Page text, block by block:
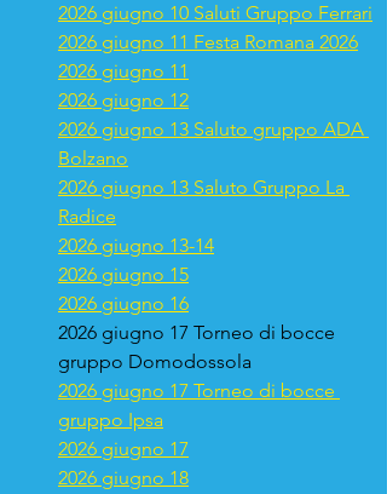
2026 giugno 10 Saluti Gruppo Ferrari
2026 giugno 11 Festa Romana 2026
2026 giugno 11
2026 giugno 12
2026 giugno 13 Saluto gruppo ADA
Bolzano
2026 giugno 13 Saluto Gruppo La
Radice
2026 giugno 13-14
2026 giugno 15
2026 giugno 16
2026 giugno 17 Torneo di bocce
gruppo Domodossola
2026 giugno 17 Torneo di bocce
gruppo Ipsa
2026 giugno 17
2026 giugno 18